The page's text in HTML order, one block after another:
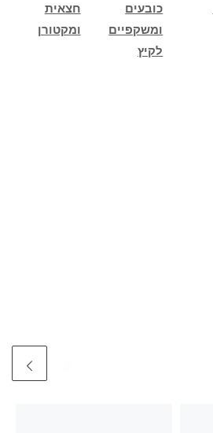
חצאית
ומקטורן
כובעים
ומשקפיים
לקיץ